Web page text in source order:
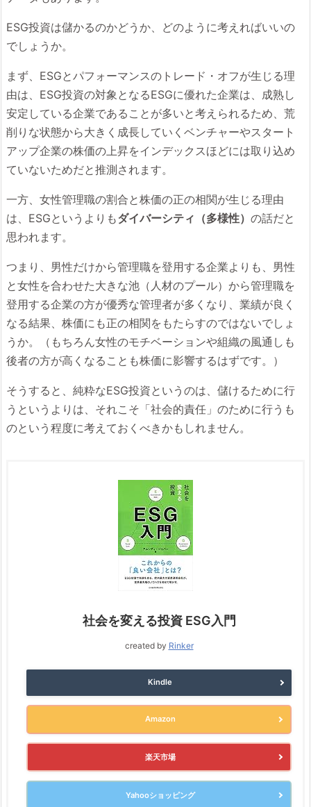
ESG投資は儲かるのかどうか、どのように考えればいいの
でしょうか。
まず、ESGとパフォーマンスのトレード・オフが生じる理
由は、ESG投資の対象となるESGに優れた企業は、成熟し
安定している企業であることが多いと考えられるため、荒
削りな状態から大きく成長していくベンチャーやスタート
アップ企業の株価の上昇をインデックスほどには取り込め
ていないためだと推測されます。
一方、女性管理職の割合と株価の正の相関が生じる理由
は、ESGというよりもダイバーシティ（多様性） の話だと
思われます。
つまり、男性だけから管理職を登用する企業よりも、男性
と女性を合わせた大きな池（人材のプール）から管理職を
登用する企業の方が優秀な管理者が多くなり、業績が良く
なる結果、株価にも正の相関をもたらすのではないでしょ
うか。（もちろん女性のモチベーションや組織の風通しも
後者の方が高くなることも株価に影響するはずです。）
そうすると、純粋なESG投資というのは、儲けるために行
うというよりは、それこそ「社会的責任」のために行うも
のという程度に考えておくべきかもしれません。
社会を変える投資 ESG入門
created by Rinker
Kindle
Amazon
楽天市場
Yahooショッピング